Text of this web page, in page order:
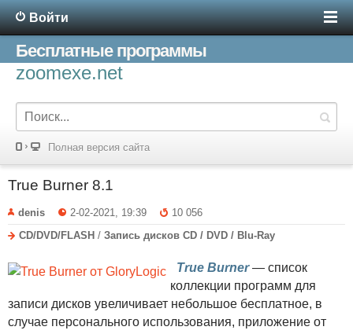
Войти
Бесплатные программы
zoomexe.net
Полная версия сайта
True Burner 8.1
denis 2-02-2021, 19:39
10 056
CD/DVD/FLASH / Запись дисков CD / DVD / Blu-Ray
True Burner— список
коллекции программ для
записи дисков увеличивает небольшое бесплатное, в
случае персонального использования, приложение от